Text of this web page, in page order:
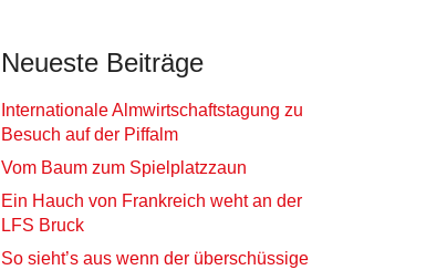
Neueste Beiträge
Internationale Almwirtschaftstagung zu
Besuch auf der Piffalm
Vom Baum zum Spielplatzzaun
Ein Hauch von Frankreich weht an der
LFS Bruck
So sieht’s aus wenn der überschüssige